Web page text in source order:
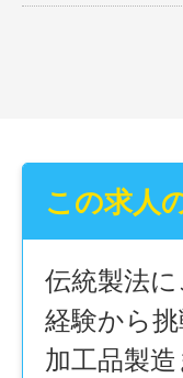
この求人
伝統製法
経験から
加工品製